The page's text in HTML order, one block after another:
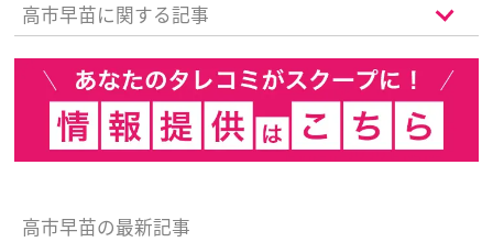
高市早苗に関する記事
高市早苗の最新記事